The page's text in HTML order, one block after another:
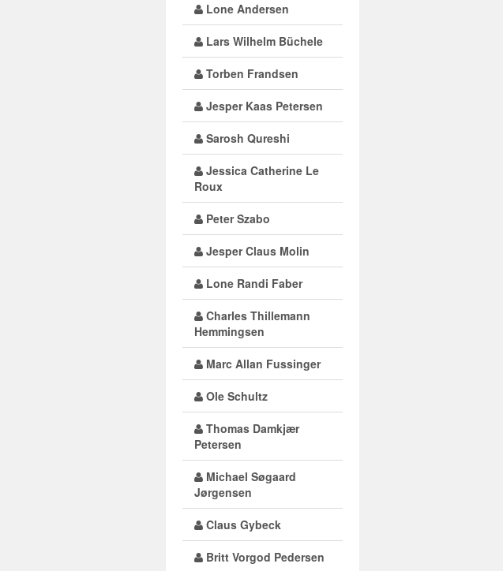
Lone Andersen
Lars Wilhelm Büchele
Torben Frandsen
Jesper Kaas Petersen
Sarosh Qureshi
Jessica Catherine Le
Roux
Peter Szabo
Jesper Claus Molin
Lone Randi Faber
Charles Thillemann
Hemmingsen
Marc Allan Fussinger
Ole Schultz
Thomas Damkjær
Petersen
Michael Søgaard
Jørgensen
Claus Gybeck
Britt Vorgod Pedersen